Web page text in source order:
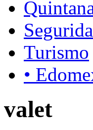
Turismo
•
valet